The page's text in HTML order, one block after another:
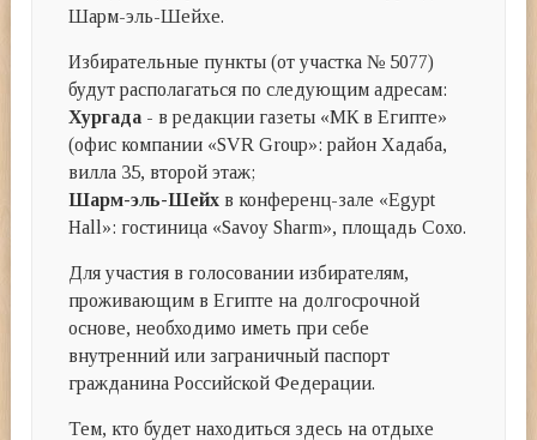
Шарм-эль-Шейхе.
Избирательные пункты (от участка № 5077)
будут располагаться по следующим адресам:
Хургада - в редакции газеты «МК в Египте»
(офис компании «SVR Group»: район Хадаба,
вилла 35, второй этаж;
Шарм-эль-Шейх в конференц-зале «Egypt
Hall»: гостиница «Savoy Sharm», площадь Сохо.
Для участия в голосовании избирателям,
проживающим в Египте на долгосрочной
основе, необходимо иметь при себе
внутренний или заграничный паспорт
гражданина Российской Федерации.
Тем, кто будет находиться здесь на отдыхе